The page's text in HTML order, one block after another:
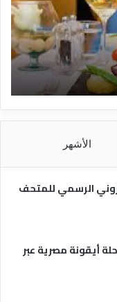
د
و
الأشهر
الرسمي للمتحف
أيقونة مصرية عبر